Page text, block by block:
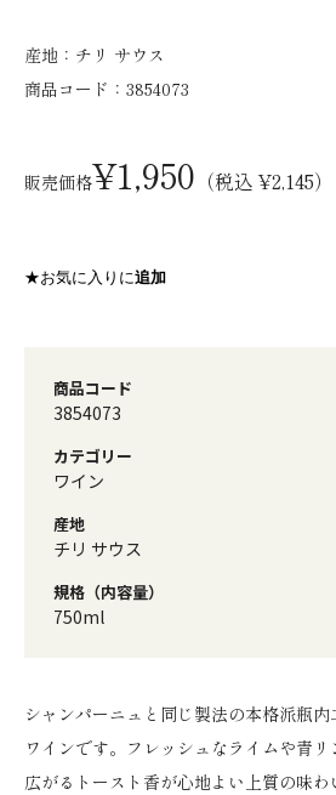
産地： チリ サウス
商品コード： 3854073
販売価格¥1,950 （税込 ¥2,145）
★お気に入りに追加
商品コード
3854073
カテゴリー
ワイン
産地
チリ サウス
規格（内容量）
750ml
シャンパーニュと同じ製法の本格派瓶
ワインです。フレッシュなライムや青リ
広がるトースト香が心地よい上質の味わ